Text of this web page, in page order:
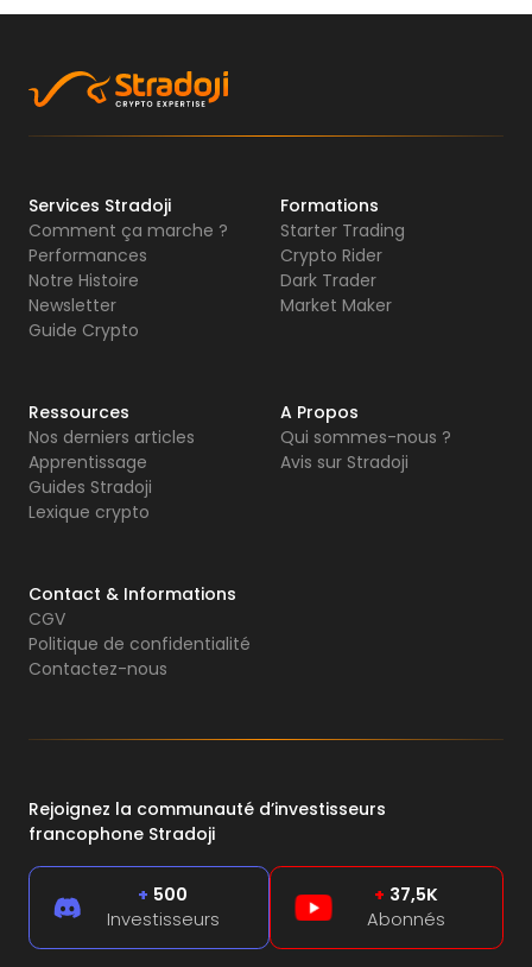
Services Stradoji
Comment ça marche ?
Performances
Notre Histoire
Newsletter
Guide Crypto
Formations
Starter Trading
Crypto Rider
Dark Trader
Market Maker
Ressources
Nos derniers articles
Apprentissage
Guides Stradoji
Lexique crypto
A Propos
Qui sommes-nous ?
Avis sur Stradoji
Contact & Informations
CGV
Politique de confidentialité
Contactez-nous
Rejoignez la communauté d’investisseurs
francophone Stradoji
+ 500
Investisseurs
+ 37,5K
Abonnés